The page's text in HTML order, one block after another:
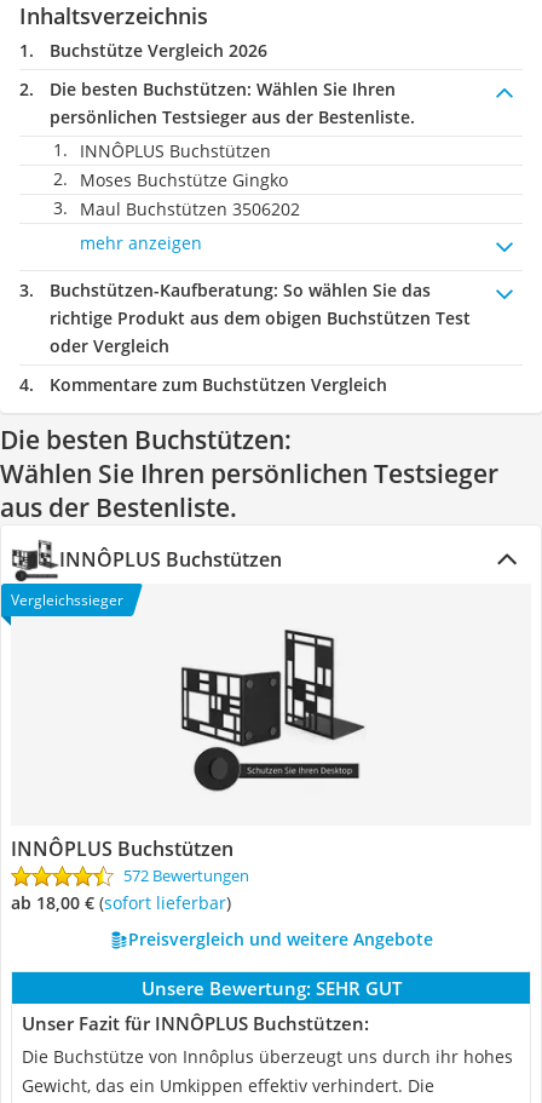
Inhaltsverzeichnis
Buchstütze Vergleich 2026
Die besten Buchstützen: Wählen Sie Ihren
persönlichen Testsieger aus der Bestenliste.
INNÔPLUS Buchstützen
Moses Buchstütze Gingko
Maul Buchstützen 3506202
mehr anzeigen
Buchstützen-Kaufberatung: So wählen Sie das
richtige Produkt aus dem obigen Buchstützen Test
oder Vergleich
Kommentare zum Buchstützen Vergleich
Die besten Buchstützen:
Wählen Sie Ihren persönlichen Testsieger
aus der Bestenliste.
INNÔPLUS Buchstützen
Vergleichssieger
INNÔPLUS Buchstützen
572 Bewertungen
ab 18,00 € ( Sofort lieferbar)
Preisvergleich und weitere Angebote
Unsere Bewertung: SEHR GUT
Unser Fazit für INNÔPLUS Buchstützen:
Die Buchstütze von Innôplus überzeugt uns durch ihr hohes
Gewicht, das ein Umkippen effektiv verhindert. Die